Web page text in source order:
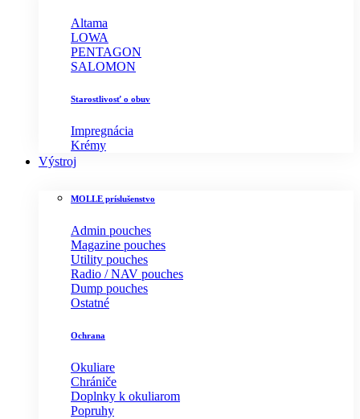
Altama
LOWA
PENTAGON
SALOMON
Starostlivosť o obuv
Impregnácia
Krémy
Výstroj
MOLLE príslušenstvo
Admin pouches
Magazine pouches
Utility pouches
Radio / NAV pouches
Dump pouches
Ostatné
Ochrana
Okuliare
Chrániče
Doplnky k okuliarom
Popruhy